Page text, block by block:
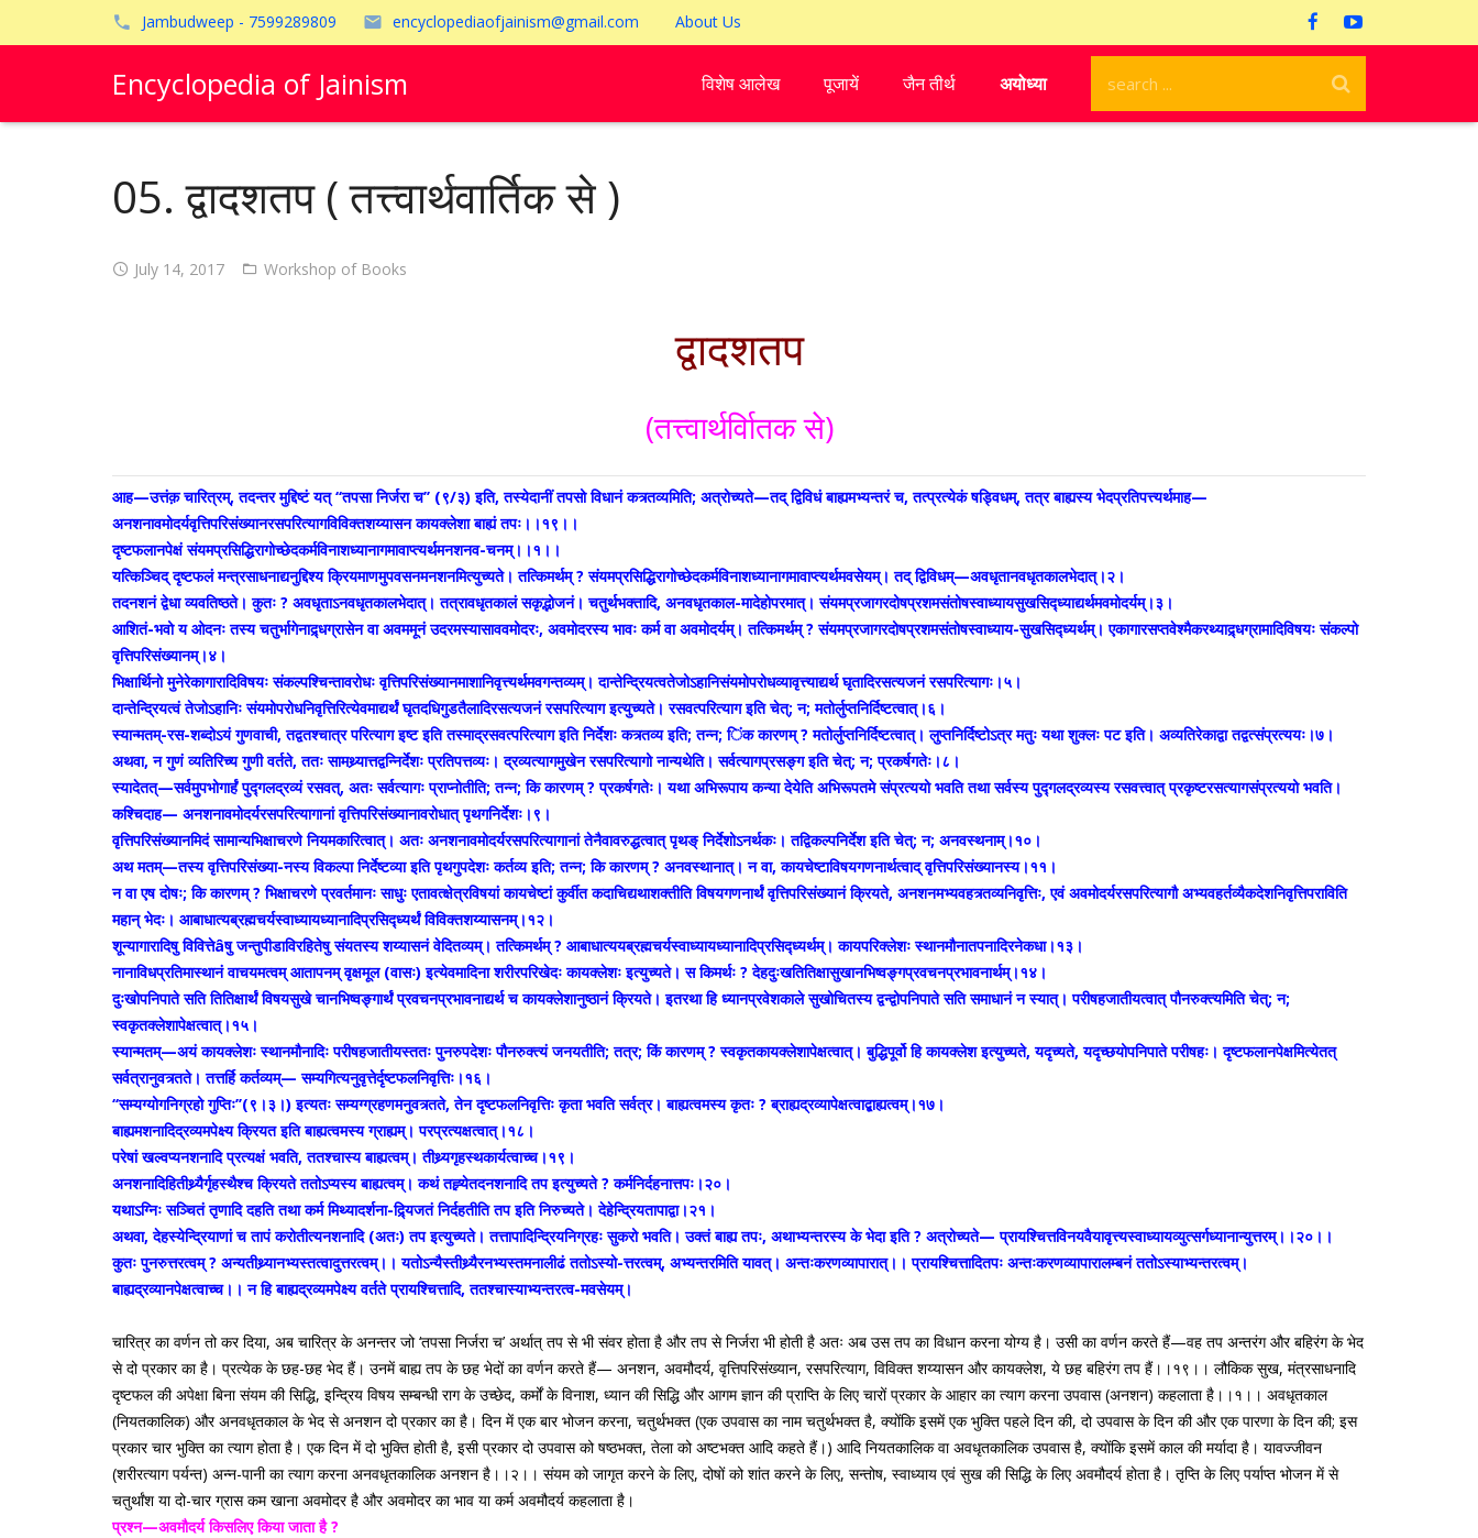
Jambudweep - 7599289809 encyclopediaofjainism@gmail.com About Us
Encyclopedia of Jainism विशेष आलेख पूजायें जैन तीर्थ अयोध्या
05. द्वादशतप ( तत्त्वार्थवार्तिक से )
July 14, 2017 Workshop of Books
द्वादशतप
(तत्त्वार्थर्वाितक से)
आह—उत्तंक़ चारित्रम्, तदन्तर मुद्दिष्टं यत् ‘‘तपसा निर्जरा च’’ (९/३) इति, तस्येदानीं तपसो विधानं कत्र्तव्यमिति; अत्रोच्यते—तद् द्विविधं बाह्यमभ्यन्तरं च, तत्प्रत्येकं षड्विधम्, तत्र बाह्यस्य भेदप्रतिपत्त्यर्थमाह—
अनशनावमोदर्यवृत्तिपरिसंख्यानरसपरित्यागविविक्तशय्यासन कायक्लेशा बाह्यं तपः।।१९।।
दृष्टफलानपेक्षं संयमप्रसिद्धिरागोच्छेदकर्मविनाशध्यानागमावाप्त्यर्थमनशनव-चनम्।।१।।
यत्किञ्चिद् दृष्टफलं मन्त्रसाधनाद्यनुद्दिश्य क्रियमाणमुपवसनमनशनमित्युच्यते। तत्किमर्थम् ? संयमप्रसिद्धिरागोच्छेदकर्मविनाशध्यानागमावाप्त्यर्थमवसेयम्। तद् द्विविधम्—अवधृतानवधृतकालभेदात्।२।
तदनशनं द्वेधा व्यवतिष्ठते। कुतः ? अवधृताऽनवधृतकालभेदात्। तत्रावधृतकालं सकृद्भोजनं। चतुर्थभक्तादि, अनवधृतकाल-मादेहोपरमात्। संयमप्रजागरदोषप्रशमसंतोषस्वाध्यायसुखसिद्ध्याद्यर्थमवमोदर्यम्।३।
आशितं-भवो य ओदनः तस्य चतुर्भागेनाद्र्धग्रासेन वा अवममूनं उदरमस्यासाववमोदरः, अवमोदरस्य भावः कर्म वा अवमोदर्यम्। तत्किमर्थम् ? संयमप्रजागरदोषप्रशमसंतोषस्वाध्याय-सुखसिद्ध्यर्थम्। एकागारसप्तवेश्मैकरथ्याद्र्धग्रामादिविषयः संकल्पो
वृत्तिपरिसंख्यानम्।४।
भिक्षार्थिनो मुनेरेकागारादिविषयः संकल्पश्चिन्तावरोधः वृत्तिपरिसंख्यानमाशानिवृत्त्यर्थमवगन्तव्यम्। दान्तेन्द्रियत्वतेजोऽहानिसंयमोपरोधव्यावृत्त्याद्यर्थ घृतादिरसत्यजनं रसपरित्यागः।५।
दान्तेन्द्रियत्वं तेजोऽहानिः संयमोपरोधनिवृत्तिरित्येवमाद्यर्थं घृतदधिगुडतैलादिरसत्यजनं रसपरित्याग इत्युच्यते। रसवत्परित्याग इति चेत्; न; मतोर्लुप्तनिर्दिष्टत्वात्।६।
स्यान्मतम्-रस-शब्दोऽयं गुणवाची, तद्वतश्चात्र परित्याग इष्ट इति तस्माद्रसवत्परित्याग इति निर्देशः कत्र्तव्य इति; तन्न; िंक कारणम् ? मतोर्लुप्तनिर्दिष्टत्वात्। लुप्तनिर्दिष्टोऽत्र मतुः यथा शुक्लः पट इति। अव्यतिरेकाद्वा तद्वत्संप्रत्ययः।७।
अथवा, न गुणं व्यतिरिच्य गुणी वर्तते, ततः सामथ्र्यात्तद्वन्निर्देशः प्रतिपत्तव्यः। द्रव्यत्यागमुखेन रसपरित्यागो नान्यथेति। सर्वत्यागप्रसङ्ग इति चेत्; न; प्रकर्षगतेः।८।
स्यादेतत्—सर्वमुपभोगार्हं पुद्गलद्रव्यं रसवत्, अतः सर्वत्यागः प्राप्नोतीति; तन्न; कि कारणम् ? प्रकर्षगतेः। यथा अभिरूपाय कन्या देयेति अभिरूपतमे संप्रत्ययो भवति तथा सर्वस्य पुद्गलद्रव्यस्य रसवत्त्वात् प्रकृष्टरसत्यागसंप्रत्ययो भवति।
कश्चिदाह— अनशनावमोदर्यरसपरित्यागानां वृत्तिपरिसंख्यानावरोधात् पृथगनिर्देशः।९।
वृत्तिपरिसंख्यानमिदं सामान्यभिक्षाचरणे नियमकारित्वात्। अतः अनशनावमोदर्यरसपरित्यागानां तेनैवावरुद्धत्वात् पृथङ् निर्देशोऽनर्थकः। तद्विकल्पनिर्देश इति चेत्; न; अनवस्थनाम्।१०।
अथ मतम्—तस्य वृत्तिपरिसंख्या-नस्य विकल्पा निर्देष्टव्या इति पृथगुपदेशः कर्तव्य इति; तन्न; कि कारणम् ? अनवस्थानात्। न वा, कायचेष्टाविषयगणनार्थत्वाद् वृत्तिपरिसंख्यानस्य।११।
न वा एष दोषः; कि कारणम् ? भिक्षाचरणे प्रवर्तमानः साधुः एतावत्क्षेत्रविषयां कायचेष्टां कुर्वीत कदाचिद्यथाशक्तीति विषयगणनार्थं वृत्तिपरिसंख्यानं क्रियते, अनशनमभ्यवहत्र्तव्यनिवृत्तिः, एवं अवमोदर्यरसपरित्यागौ अभ्यवहर्तव्यैकदेशनिवृत्तिपराविति
महान् भेदः। आबाधात्यब्रह्मचर्यस्वाध्यायध्यानादिप्रसिद्ध्यर्थं विविक्तशय्यासनम्।१२।
शून्यागारादिषु विवित्तेâषु जन्तुपीडाविरहितेषु संयतस्य शय्यासनं वेदितव्यम्। तत्किमर्थम् ? आबाधात्ययब्रह्मचर्यस्वाध्यायध्यानादिप्रसिद्ध्यर्थम्। कायपरिक्लेशः स्थानमौनातपनादिरनेकधा।१३।
नानाविधप्रतिमास्थानं वाचयमत्वम् आतापनम् वृक्षमूल (वासः) इत्येवमादिना शरीरपरिखेदः कायक्लेशः इत्युच्यते। स किमर्थः ? देहदुःखतितिक्षासुखानभिष्वङ्गप्रवचनप्रभावनार्थम्।१४।
दुःखोपनिपाते सति तितिक्षार्थं विषयसुखे चानभिष्वङ्गार्थं प्रवचनप्रभावनाद्यर्थ च कायक्लेशानुष्ठानं क्रियते। इतरथा हि ध्यानप्रवेशकाले सुखोचितस्य द्वन्द्वोपनिपाते सति समाधानं न स्यात्। परीषहजातीयत्वात् पौनरुक्त्यमिति चेत्; न;
स्वकृतक्लेशापेक्षत्वात्।१५।
स्यान्मतम्—अयं कायक्लेशः स्थानमौनादिः परीषहजातीयस्ततः पुनरुपदेशः पौनरुक्त्यं जनयतीति; तत्र; किं कारणम् ? स्वकृतकायक्लेशापेक्षत्वात्। बुद्धिपूर्वो हि कायक्लेश इत्युच्यते, यदृच्यते, यदृच्छयोपनिपाते परीषहः। दृष्टफलानपेक्षमित्येतत्
सर्वत्रानुवत्र्तते। तत्तर्हि कर्तव्यम्— सम्यगित्यनुवृत्तेर्दृष्टफलनिवृत्तिः।१६।
‘‘सम्यग्योगनिग्रहो गुप्तिः’’(९।३।) इत्यतः सम्यग्ग्रहणमनुवत्र्तते, तेन दृष्टफलनिवृत्तिः कृता भवति सर्वत्र। बाह्यत्वमस्य कृतः ? ब्राह्यद्रव्यापेक्षत्वाद्बाह्यत्वम्।१७।
बाह्यमशनादिद्रव्यमपेक्ष्य क्रियत इति बाह्यत्वमस्य ग्राह्यम्। परप्रत्यक्षत्वात्।१८।
परेषां खल्वप्यनशनादि प्रत्यक्षं भवति, ततश्चास्य बाह्यत्वम्। तीथ्र्यगृहस्थकार्यत्वाच्च।१९।
अनशनादिहितीथ्र्यैर्गृहस्थैश्च क्रियते ततोऽप्यस्य बाह्यत्वम्। कथं तह्र्येतदनशनादि तप इत्युच्यते ? कर्मनिर्दहनात्तपः।२०।
यथाऽग्निः सञ्चितं तृणादि दहति तथा कर्म मिथ्यादर्शना-द्र्यिजतं निर्दहतीति तप इति निरुच्यते। देहेन्द्रियतापाद्वा।२१।
अथवा, देहस्येन्द्रियाणां च तापं करोतीत्यनशनादि (अतः) तप इत्युच्यते। तत्तापादिन्द्रियनिग्रहः सुकरो भवति। उक्तं बाह्य तपः, अथाभ्यन्तरस्य के भेदा इति ? अत्रोच्यते— प्रायश्चित्तविनयवैयावृत्त्यस्वाध्यायव्युत्सर्गध्यानान्युत्तरम्।।२०।।
कुतः पुनरुत्तरत्वम् ? अन्यतीथ्र्यानभ्यस्तत्वादुत्तरत्वम्।। यतोऽन्यैस्तीथ्र्यैरनभ्यस्तमनालीढं ततोऽस्यो-त्तरत्वम्, अभ्यन्तरमिति यावत्। अन्तःकरणव्यापारात्।। प्रायश्चित्तादितपः अन्तःकरणव्यापारालम्बनं ततोऽस्याभ्यन्तरत्वम्।
बाह्यद्रव्यानपेक्षत्वाच्च।। न हि बाह्यद्रव्यमपेक्ष्य वर्तते प्रायश्चित्तादि, ततश्चास्याभ्यन्तरत्व-मवसेयम्।
चारित्र का वर्णन तो कर दिया, अब चारित्र के अनन्तर जो ‘तपसा निर्जरा च’ अर्थात् तप से भी संवर होता है और तप से निर्जरा भी होती है अतः अब उस तप का विधान करना योग्य है। उसी का वर्णन करते हैं—वह तप अन्तरंग और बहिरंग के भेद
से दो प्रकार का है। प्रत्येक के छह-छह भेद हैं। उनमें बाह्य तप के छह भेदों का वर्णन करते हैं— अनशन, अवमौदर्य, वृत्तिपरिसंख्यान, रसपरित्याग, विविक्त शय्यासन और कायक्लेश, ये छह बहिरंग तप हैं।।१९।। लौकिक सुख, मंत्रसाधनादि
दृष्टफल की अपेक्षा बिना संयम की सिद्धि, इन्द्रिय विषय सम्बन्धी राग के उच्छेद, कर्मों के विनाश, ध्यान की सिद्धि और आगम ज्ञान की प्राप्ति के लिए चारों प्रकार के आहार का त्याग करना उपवास (अनशन) कहलाता है।।१।। अवधृतकाल
(नियतकालिक) और अनवधृतकाल के भेद से अनशन दो प्रकार का है। दिन में एक बार भोजन करना, चतुर्थभक्त (एक उपवास का नाम चतुर्थभक्त है, क्योंकि इसमें एक भुक्ति पहले दिन की, दो उपवास के दिन की और एक पारणा के दिन की; इस
प्रकार चार भुक्ति का त्याग होता है। एक दिन में दो भुक्ति होती है, इसी प्रकार दो उपवास को षष्ठभक्त, तेला को अष्टभक्त आदि कहते हैं।) आदि नियतकालिक वा अवधृतकालिक उपवास है, क्योंकि इसमें काल की मर्यादा है। यावज्जीवन
(शरीरत्याग पर्यन्त) अन्न-पानी का त्याग करना अनवधृतकालिक अनशन है।।२।। संयम को जागृत करने के लिए, दोषों को शांत करने के लिए, सन्तोष, स्वाध्याय एवं सुख की सिद्धि के लिए अवमौदर्य होता है। तृप्ति के लिए पर्याप्त भोजन में से
चतुर्थांश या दो-चार ग्रास कम खाना अवमोदर है और अवमोदर का भाव या कर्म अवमौदर्य कहलाता है।
प्रश्न—अवमौदर्य किसलिए किया जाता है ?